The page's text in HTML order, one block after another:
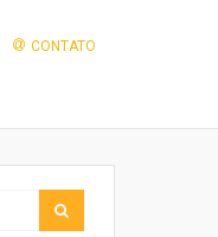
CONTATO